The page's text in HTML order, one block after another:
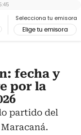
Selecciona tu emisora
Elige tu emisora
fecha y
por la
partido del